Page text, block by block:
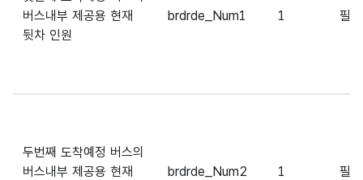
버스내부 제공용 현재
뒷차 인원
brdrde_Num1 1 필
두번째 도착예정 버스의
버스내부 제공용 현재
brdrde_Num2 1 필